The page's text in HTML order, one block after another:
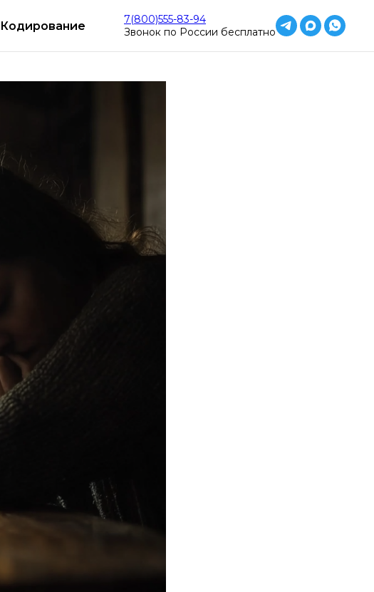
Работаем круглосуточно
Кодирование
7(800)555-83-94
Звонок по России бесплатно